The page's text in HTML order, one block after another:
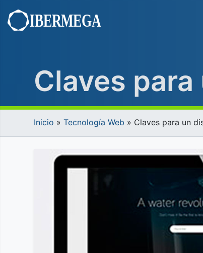
contenido
Claves
Inicio » Tecnología Web » Claves para un